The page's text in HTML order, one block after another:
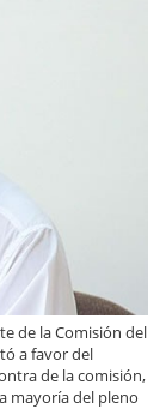
de la Comisión del
a favor del
de la comisión,
mayoría del pleno